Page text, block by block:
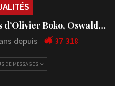
d’Olivier Boko, Oswald…
depuis 37 318
DE MESSAGES